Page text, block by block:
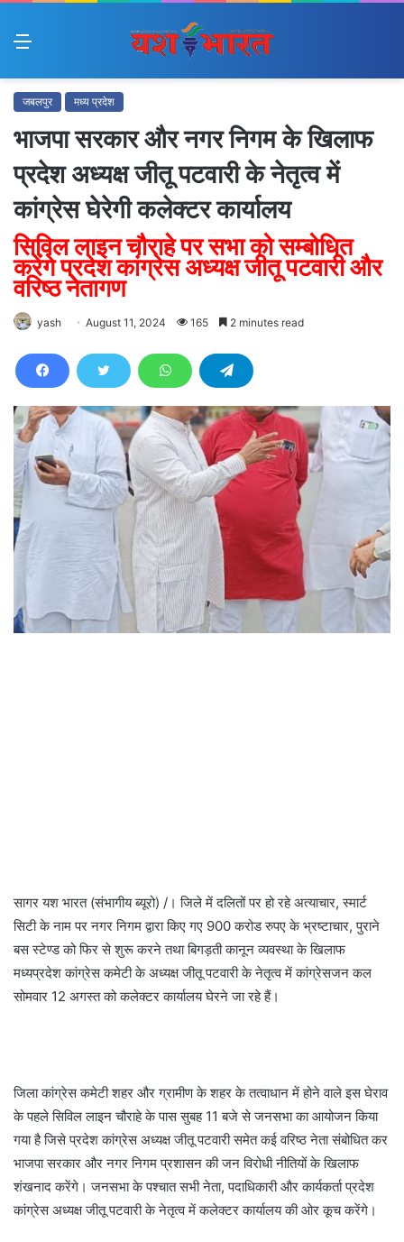
Menu
जबलपुर मध्य प्रदेश
भाजपा सरकार और नगर निगम के खिलाफ
प्रदेश अध्यक्ष जीतू पटवारी के नेतृत्व में
कांग्रेस घेरेगी कलेक्टर कार्यालय
सिविल लाइन चौराहे पर सभा को सम्बोधित
करेंगे प्रदेश कांग्रेस अध्यक्ष जीतू पटवारी और
वरिष्ठ नेतागण
yash August 11, 2024 165 2 minutes read
सागर यश भारत (संभागीय ब्यूरो) /। जिले में दलितों पर हो रहे अत्याचार, स्मार्ट
सिटी के नाम पर नगर निगम द्वारा किए गए 900 करोड रुपए के भ्रष्टाचार, पुराने
बस स्टेण्ड को फिर से शुरू करने तथा बिगड़ती कानून व्यवस्था के खिलाफ
मध्यप्रदेश कांग्रेस कमेटी के अध्यक्ष जीतू पटवारी के नेतृत्व में कांग्रेसजन कल
सोमवार 12 अगस्त को कलेक्टर कार्यालय घेरने जा रहे हैं।
जिला कांग्रेस कमेटी शहर और ग्रामीण के शहर के तत्वाधान में होने वाले इस घेराव
के पहले सिविल लाइन चौराहे के पास सुबह 11 बजे से जनसभा का आयोजन किया
गया है जिसे प्रदेश कांग्रेस अध्यक्ष जीतू पटवारी समेत कई वरिष्ठ नेता संबोधित कर
भाजपा सरकार और नगर निगम प्रशासन की जन विरोधी नीतियों के खिलाफ
शंखनाद करेंगे। जनसभा के पश्चात सभी नेता, पदाधिकारी और कार्यकर्ता प्रदेश
कांग्रेस अध्यक्ष जीतू पटवारी के नेतृत्व में कलेक्टर कार्यालय की ओर कूच करेंगे।